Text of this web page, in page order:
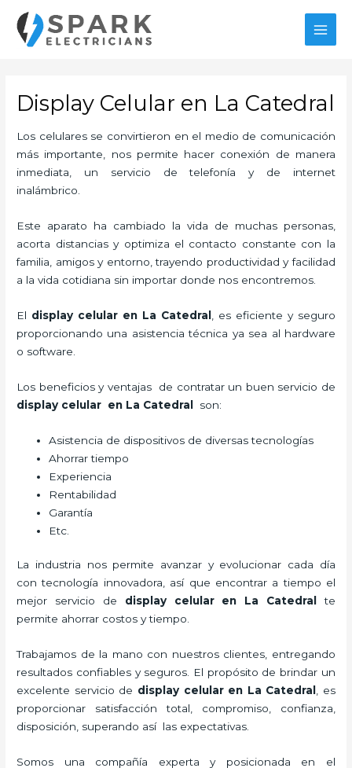
contenido
Display Celular en La Catedral
Los celulares se convirtieron en el medio de comunicación
más importante, nos permite hacer conexión de manera
inmediata, un servicio de telefonía y de internet
inalámbrico.
Este aparato ha cambiado la vida de muchas personas,
acorta distancias y optimiza el contacto constante con la
familia, amigos y entorno, trayendo productividad y facilidad
a la vida cotidiana sin importar donde nos encontremos.
El display celular en La Catedral
, es eficiente y seguro
proporcionando una asistencia técnica ya sea al hardware
o software.
Los beneficios y ventajas de contratar un buen servicio de
display celular en La Catedral son:
Asistencia de dispositivos de diversas tecnologías
Ahorrar tiempo
Experiencia
Rentabilidad
Garantía
Etc.
La industria nos permite avanzar y evolucionar cada día
con tecnología innovadora, así que encontrar a tiempo el
mejor servicio de display celular en La Catedral
te
permite ahorrar costos y tiempo.
Trabajamos de la mano con nuestros clientes, entregando
resultados confiables y seguros. El propósito de brindar un
excelente servicio de display celularen La Catedral
, es
proporcionar satisfacción total, compromiso, confianza,
disposición, superando así las expectativas.
Somos una compañía experta y posicionada en el